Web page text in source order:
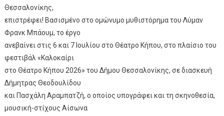
Θεσσαλονίκης,
επιστρέφει! Βασισμένο στο ομώνυμο μυθιστόρημα του Λύμαν
Φρανκ Μπάουμ, το έργο
ανεβαίνει στις 6 και 7 Ιουλίου στο Θέατρο Κήπου, στο πλαίσιο του
φεστιβάλ «Καλοκαίρι
στο Θέατρο Κήπου 2026» του Δήμου Θεσσαλονίκης, σε διασκευή
Δήμητρας Θεοδουλίδου
και Πασχάλη Αραμπατζή, ο οποίος υπογράφει και τη σκηνοθεσία,
μουσική-στίχους Αίσωνα